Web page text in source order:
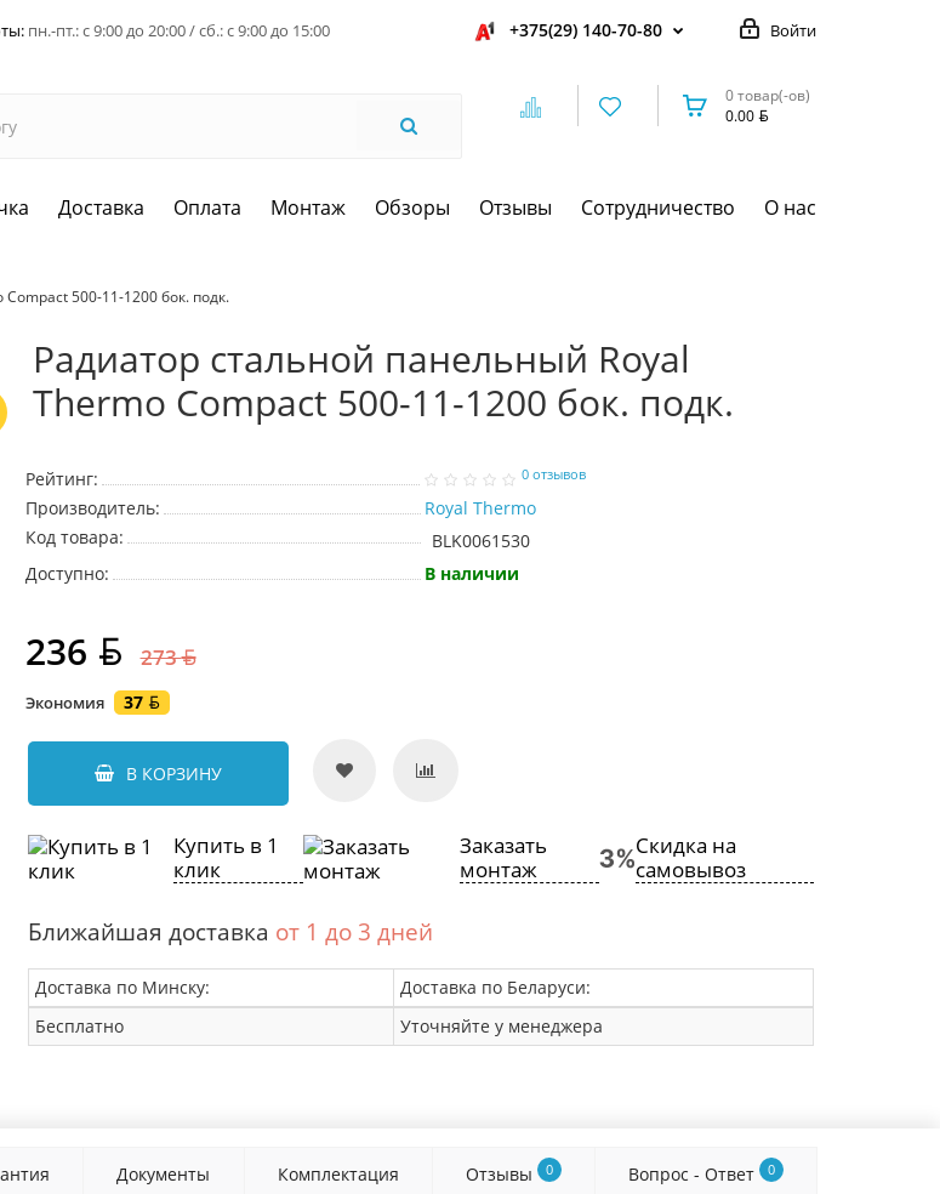
пн.-пт.: с 9:00 до 20:00 / сб.: с 9:00 до 15:00 Войти
+375(29) 140-70-80
0 товар(-ов)
0.00
Доставка Оплата Монтаж Обзоры Отзывы Сотрудничество О нас
500-11-1200 бок. подк.
Радиатор стальной панельный Royal
Thermo Compact 500-11-1200 бок. подк.
Рейтинг: 0 отзывов
Производитель:
Royal Thermo
Код товара:
BLK0061530
Доступно:
В наличии
236 273
Экономия 37
В КОРЗИНУ
Купить в 1
клик
Заказать
монтаж
Скидка на
самовывоз
Ближайшая доставка от 1 до 3 дней
Доставка по Минску:
Доставка по Беларуси:
Бесплатно
Уточняйте у менеджера
Документы Комплектация Отзывы 0 Вопрос - Ответ 0